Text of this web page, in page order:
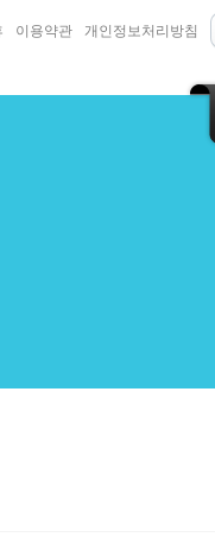
이용약관 개인정보처리방침